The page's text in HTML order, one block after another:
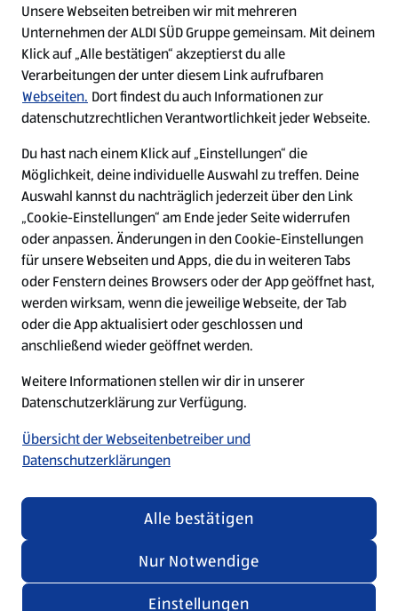
W
i
r
d
a
u
f
e
n
e
r
e
u
n
t
W
i
r
d
a
u
f
e
n
e
r
n
e
u
n
R
e
i
s
t
e
W
i
r
d
a
u
f
e
n
e
r
n
e
n
e
i
s
t
e
W
i
r
d
a
n
t
Datenschutz Security Policy
Barrierefreiheit
© 2026 by ALDI SÜD
Unsere Webseiten betreiben wir mit mehreren
Unternehmen der ALDI SÜD Gruppe gemeinsam. Mit deinem
Klick auf „Alle bestätigen“ akzeptierst du alle
Verarbeitungen der unter diesem Link aufrufbaren
Webseiten. Dort findest du auch Informationen zur
datenschutzrechtlichen Verantwortlichkeit jeder Webseite.
Du hast nach einem Klick auf „Einstellungen“ die
Möglichkeit, deine individuelle Auswahl zu treffen. Deine
Auswahl kannst du nachträglich jederzeit über den Link
„Cookie-Einstellungen“ am Ende jeder Seite widerrufen
oder anpassen. Änderungen in den Cookie-Einstellungen
für unsere Webseiten und Apps, die du in weiteren Tabs
oder Fenstern deines Browsers oder der App geöffnet hast,
werden wirksam, wenn die jeweilige Webseite, der Tab
oder die App aktualisiert oder geschlossen und
anschließend wieder geöffnet werden.
Weitere Informationen stellen wir dir in unserer
Datenschutzerklärung zur Verfügung.
Übersicht der Webseitenbetreiber und
Datenschutzerklärungen
Einstellungen
Nur Notwendige
Alle bestätigen